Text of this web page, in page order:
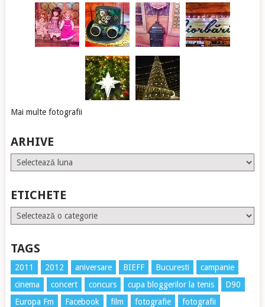
Mai multe fotografii
ARHIVE
Arhive
ETICHETE
Etichete
TAGS
2011 2012 aniversare BIEFF Bucuresti
campanie
cinema
concert concurs cupa bloggerilor la tenis
D90
Europa Fm
Facebook film fotografie fotografii